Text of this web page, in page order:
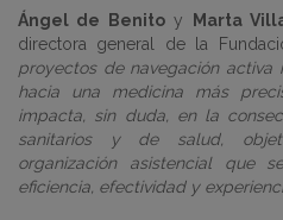
Ángel de Benitoy Marta
directora general de la
proyectos de navegación activa
hacia una medicina más
impacta, sin duda, en la
sanitarios y de salud,
organización asistencial que
eficiencia, efectividad y